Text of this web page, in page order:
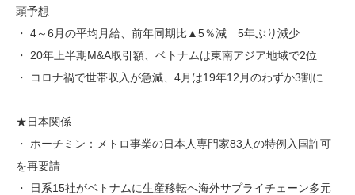
頭予想
・ 4～6月の平均月給、前年同期比▲5％減 5年ぶり減少
・ 20年上半期M&A取引額、ベトナムは東南アジア地域で2位
・ コロナ禍で世帯収入が急減、4月は19年12月のわずか3割に
★日本関係
・ ホーチミン：メトロ事業の日本人専門家83人の特例入国許可
を再要請
・ 日系15社がベトナムに生産移転へ海外サプライチェーン多元